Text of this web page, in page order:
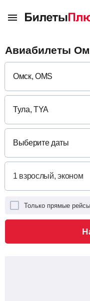
Авиабилеты
Выберите даты
Только прямые рейсы